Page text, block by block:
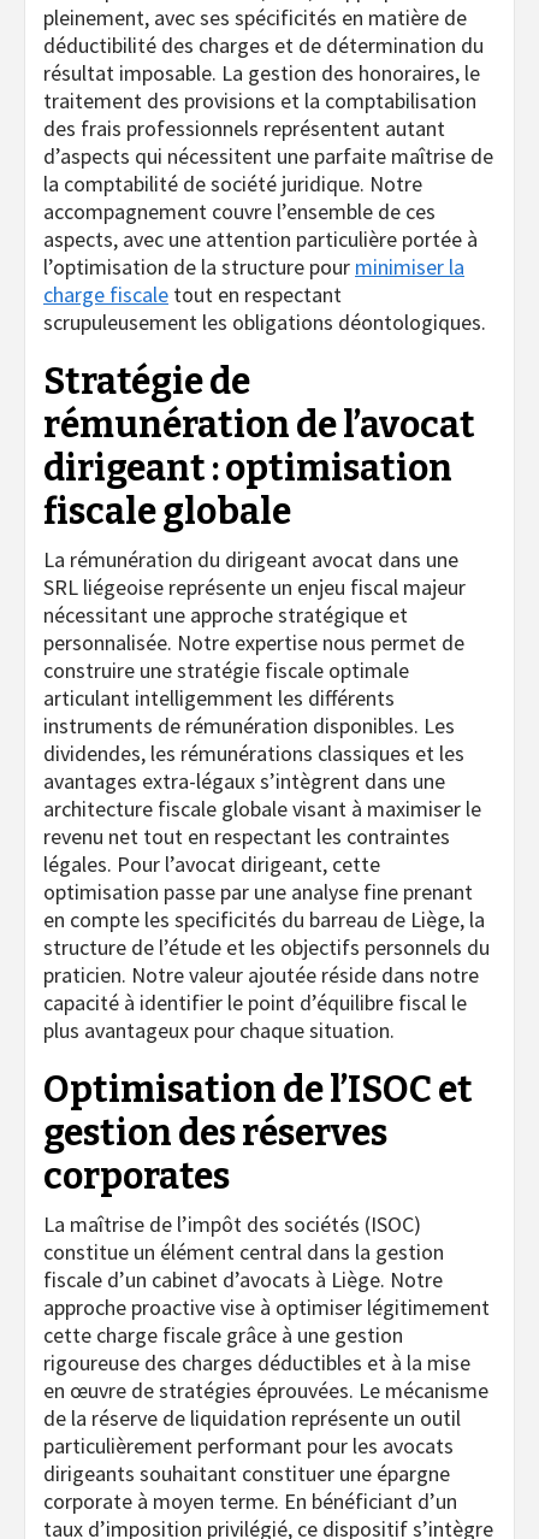
pleinement, avec ses spécificités en matière de
déductibilité des charges et de détermination du
résultat imposable. La gestion des honoraires, le
traitement des provisions et la comptabilisation
des frais professionnels représentent autant
d’aspects qui nécessitent une parfaite maîtrise de
la comptabilité de société juridique. Notre
accompagnement couvre l’ensemble de ces
aspects, avec une attention particulière portée à
l’optimisation de la structure pour minimiser la
charge fiscale tout en respectant
scrupuleusement les obligations déontologiques.
Stratégie de
rémunération de l’avocat
dirigeant : optimisation
fiscale globale
La rémunération du dirigeant avocat dans une
SRL liégeoise représente un enjeu fiscal majeur
nécessitant une approche stratégique et
personnalisée. Notre expertise nous permet de
construire une stratégie fiscale optimale
articulant intelligemment les différents
instruments de rémunération disponibles. Les
dividendes, les rémunérations classiques et les
avantages extra-légaux s’intègrent dans une
architecture fiscale globale visant à maximiser le
revenu net tout en respectant les contraintes
légales. Pour l’avocat dirigeant, cette
optimisation passe par une analyse fine prenant
en compte les specificités du barreau de Liège, la
structure de l’étude et les objectifs personnels du
praticien. Notre valeur ajoutée réside dans notre
capacité à identifier le point d’équilibre fiscal le
plus avantageux pour chaque situation.
Optimisation de l’ISOC et
gestion des réserves
corporates
La maîtrise de l’impôt des sociétés (ISOC)
constitue un élément central dans la gestion
fiscale d’un cabinet d’avocats à Liège. Notre
approche proactive vise à optimiser légitimement
cette charge fiscale grâce à une gestion
rigoureuse des charges déductibles et à la mise
en œuvre de stratégies éprouvées. Le mécanisme
de la réserve de liquidation représente un outil
particulièrement performant pour les avocats
dirigeants souhaitant constituer une épargne
corporate à moyen terme. En bénéficiant d’un
taux d’imposition privilégié, ce dispositif s’intègre